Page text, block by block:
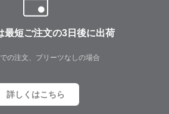
最短ご注文の3日後に出荷
の注文、プリーツなしの場合
詳しくはこちら